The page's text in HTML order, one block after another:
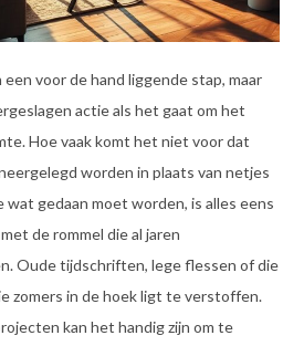
voor de hand liggende stap, maar
actie als het gaat om het
Hoe vaak komt het niet voor dat
worden in plaats van netjes
gedaan moet worden, is alles eens
de rommel die al jaren
Oude tijdschriften, lege flessen of die
zomers in de hoek ligt te verstoffen.
kan het handig zijn om te